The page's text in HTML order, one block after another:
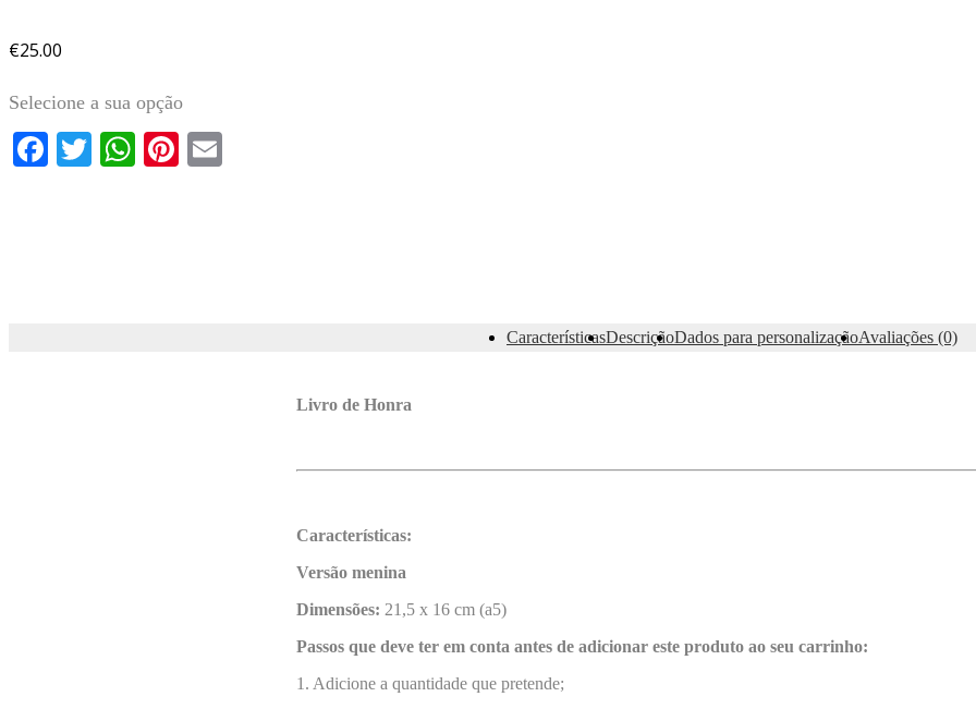
€25.00
Selecione a sua opção
Facebook
TwitterWhatsApp
Pinterest
CaracterísticasDescriçãoDados para personalizaçãoAvaliações (0)
Livro de Honra
Características:
Versão menina
Dimensões: 21,5 x 16 cm (a5)
Passos que deve ter em conta antes de adicionar este produto ao seu carrinho:
1. Adicione a quantidade que pretende;